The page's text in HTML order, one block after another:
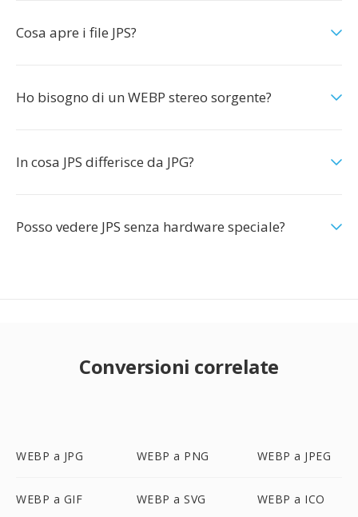
Cosa apre i file JPS?
Ho bisogno di un WEBP stereo sorgente?
In cosa JPS differisce da JPG?
Posso vedere JPS senza hardware speciale?
Conversioni correlate
WEBP a JPG WEBP a PNG WEBP a JPEG
WEBP a GIF WEBP a SVG WEBP a ICO